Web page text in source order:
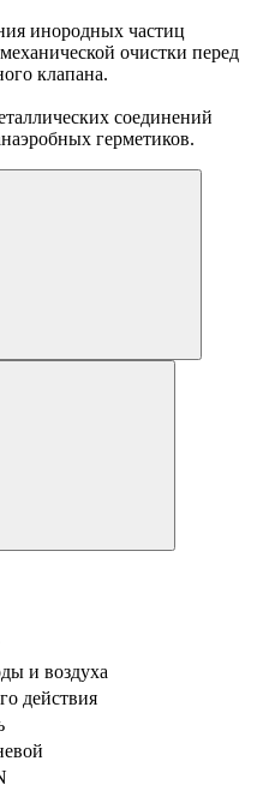
инородных частиц
очистки перед
клапана.
соединений
герметиков.
и воздуха
действия